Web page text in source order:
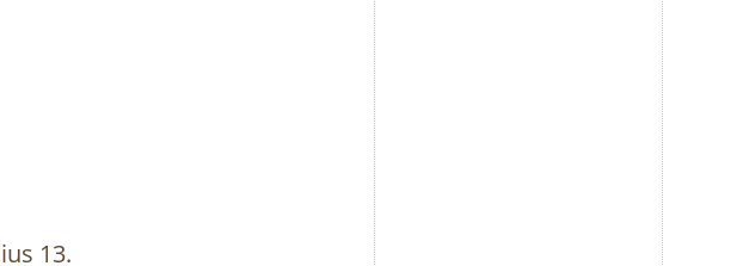
13.